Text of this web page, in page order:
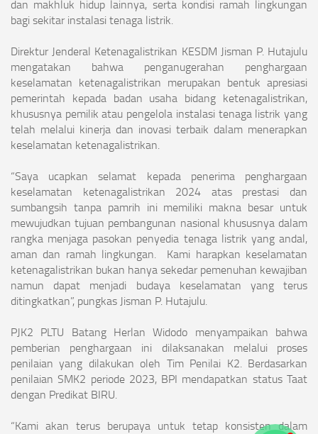
dan makhluk hidup lainnya, serta kondisi ramah lingkungan
bagi sekitar instalasi tenaga listrik.
Direktur Jenderal Ketenagalistrikan KESDM Jisman P. Hutajulu
mengatakan bahwa penganugerahan penghargaan
keselamatan ketenagalistrikan merupakan bentuk apresiasi
pemerintah kepada badan usaha bidang ketenagalistrikan,
khususnya pemilik atau pengelola instalasi tenaga listrik yang
telah melalui kinerja dan inovasi terbaik dalam menerapkan
keselamatan ketenagalistrikan.
“Saya ucapkan selamat kepada penerima penghargaan
keselamatan ketenagalistrikan 2024 atas prestasi dan
sumbangsih tanpa pamrih ini memiliki makna besar untuk
mewujudkan tujuan pembangunan nasional khususnya dalam
rangka menjaga pasokan penyedia tenaga listrik yang andal,
aman dan ramah lingkungan. Kami harapkan keselamatan
ketenagalistrikan bukan hanya sekedar pemenuhan kewajiban
namun dapat menjadi budaya keselamatan yang terus
ditingkatkan”, pungkas Jisman P. Hutajulu.
PJK2 PLTU Batang Herlan Widodo menyampaikan bahwa
pemberian penghargaan ini dilaksanakan melalui proses
penilaian yang dilakukan oleh Tim Penilai K2. Berdasarkan
penilaian SMK2 periode 2023, BPI mendapatkan status Taat
dengan Predikat BIRU.
“Kami akan terus berupaya untuk tetap konsisten dalam